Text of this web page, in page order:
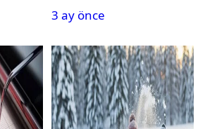
3 ay önce